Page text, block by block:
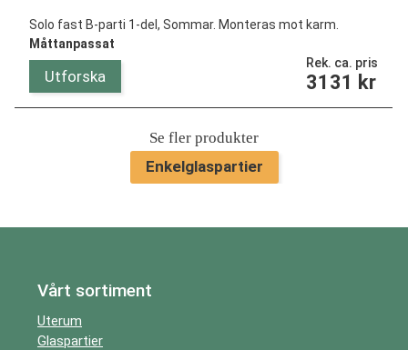
Solo fast B-parti 1-del, Sommar. Monteras mot karm.
Måttanpassat
Utforska
Rek. ca. pris
3131 kr
Se fler produkter
Enkelglaspartier
Vårt sortiment
Uterum
Glaspartier